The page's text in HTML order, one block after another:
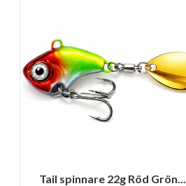
Tail spinnare 22g Röd Grön...